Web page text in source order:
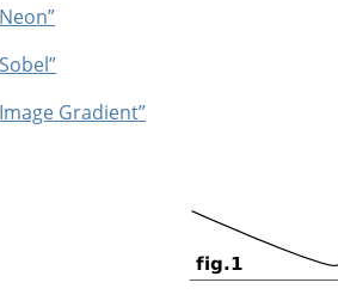
Gradient”